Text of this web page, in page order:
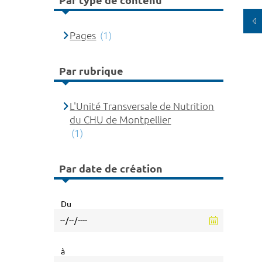
Pages (1)
Par rubrique
L'Unité Transversale de Nutrition
du CHU de Montpellier
(1)
Par date de création
Du
à